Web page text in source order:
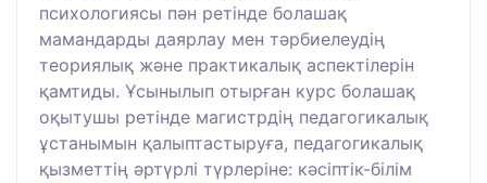
психологиясы пән ретінде болашақ
мамандарды даярлау мен тәрбиелеудің
теориялық және практикалық аспектілерін
қамтиды. Ұсынылып отырған курс болашақ
оқытушы ретінде магистрдің педагогикалық
ұстанымын қалыптастыруға, педагогикалық
қызметтің әртүрлі түрлеріне: кәсіптік-білім